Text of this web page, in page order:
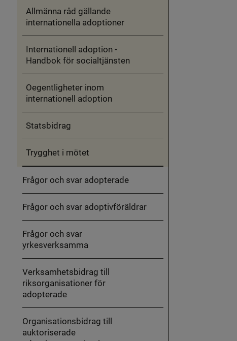
Allmänna råd gällande
internationella adoptioner
Internationell adoption -
Handbok för socialtjänsten
Oegentligheter inom
internationell adoption
Statsbidrag
Trygghet i mötet
Frågor och svar adopterade
Frågor och svar adoptivföräldrar
Frågor och svar
yrkesverksamma
Verksamhetsbidrag till
riksorganisationer för
adopterade
Organisationsbidrag till
auktoriserade